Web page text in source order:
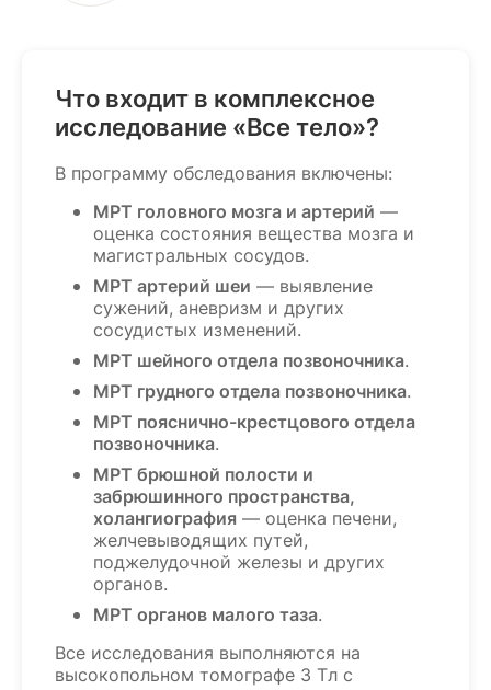
Что входит в комплексное
исследование «Все тело»?
В программу обследования включены:
МРТ головного мозга и артерий —
оценка состояния вещества мозга и
магистральных сосудов.
МРТ артерий шеи — выявление
сужений, аневризм и других
сосудистых изменений.
МРТ шейного отдела позвоночника.
МРТ грудного отдела позвоночника.
МРТ пояснично-крестцового отдела
позвоночника.
МРТ брюшной полости и
забрюшинного пространства,
холангиография — оценка печени,
желчевыводящих путей,
поджелудочной железы и других
органов.
МРТ органов малого таза.
Все исследования выполняются на
высокопольном томографе 3 Тл с